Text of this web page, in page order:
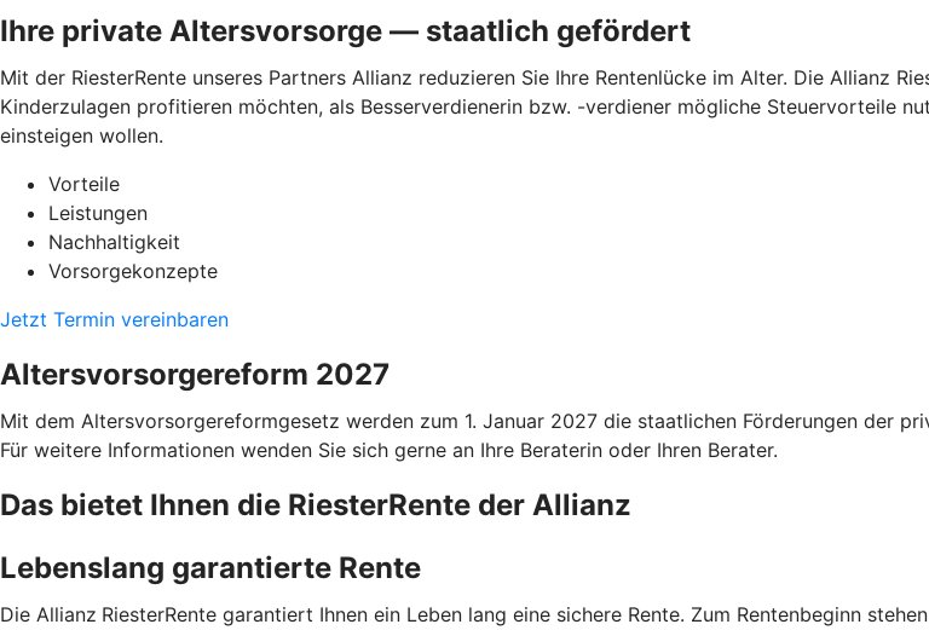
Ihre private Altersvorsorge — staatlich gefördert
Mit der RiesterRente unseres Partners Allianz reduzieren Sie Ihre Rentenlücke im Alter. Die Allianz
Kinderzulagen profitieren möchten, als Besserverdienerin bzw. -verdiener mögliche Steuervorteile
einsteigen wollen.
Vorteile
Leistungen
Nachhaltigkeit
Vorsorgekonzepte
Jetzt Termin vereinbaren
Altersvorsorgereform 2027
Mit dem Altersvorsorgereformgesetz werden zum 1. Januar 2027 die staatlichen Förderungen der
Für weitere Informationen wenden Sie sich gerne an Ihre Beraterin oder Ihren Berater.
Das bietet Ihnen die RiesterRente der Allianz
Lebenslang garantierte Rente
Die Allianz RiesterRente garantiert Ihnen ein Leben lang eine sichere Rente. Zum Rentenbeginn